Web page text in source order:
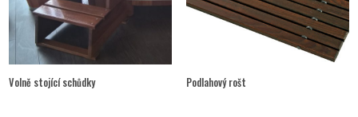
Volně stojící schůdky Podlahový rošt